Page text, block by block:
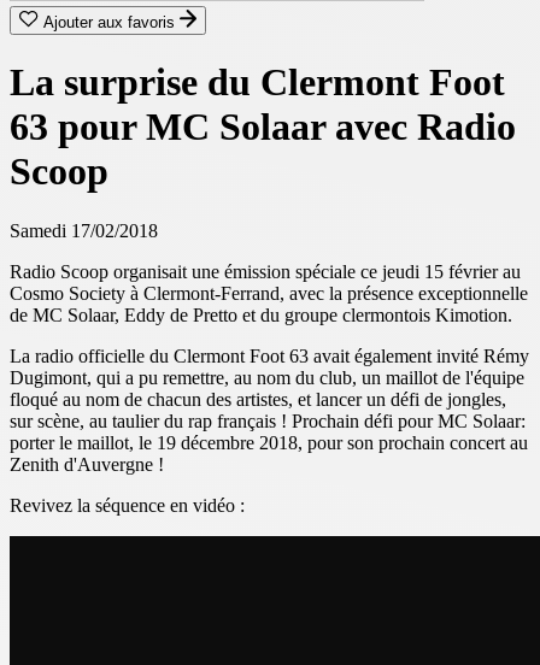
Ajouter aux favoris
La surprise du Clermont Foot
63 pour MC Solaar avec Radio
Scoop
Samedi 17/02/2018
Radio Scoop organisait une émission spéciale ce jeudi 15 février au
Cosmo Society à Clermont-Ferrand, avec la présence exceptionnelle
de MC Solaar, Eddy de Pretto et du groupe clermontois Kimotion.
La radio officielle du Clermont Foot 63 avait également invité Rémy
Dugimont, qui a pu remettre, au nom du club, un maillot de l'équipe
floqué au nom de chacun des artistes, et lancer un défi de jongles,
sur scène, au taulier du rap français ! Prochain défi pour MC Solaar:
porter le maillot, le 19 décembre 2018, pour son prochain concert au
Zenith d'Auvergne !
Revivez la séquence en vidéo :